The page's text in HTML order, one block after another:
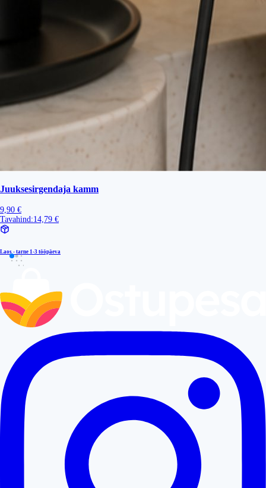
Juuksesirgendaja kamm
9,90 €
Tavahind:14,79 €
Laos - tarne 1-3 tööpäeva